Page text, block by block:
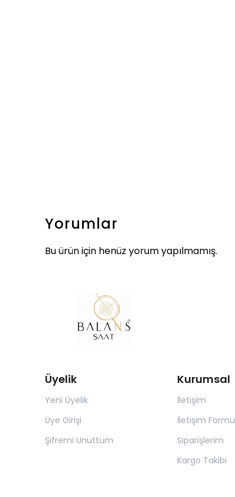
Yorumlar
Bu ürün için henüz yorum yapılmamış.
Üyelik
Yeni Üyelik
Üye Girişi
Şifremi Unuttum
Kurumsal
İletişim
İletişim Formu
Siparişlerim
Kargo Takibi